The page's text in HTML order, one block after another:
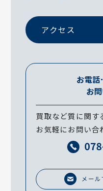
アクセス
お電話
お
買取など質に関す
お気軽にお問い合
メー